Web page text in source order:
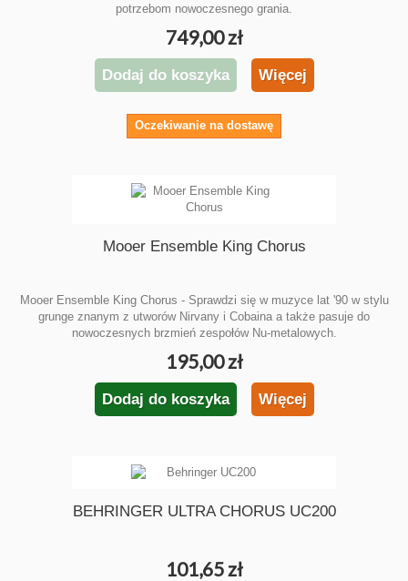
potrzebom nowoczesnego grania.
749,00 zł
Dodaj do koszyka Więcej
Oczekiwanie na dostawę
Mooer Ensemble King Chorus
Mooer Ensemble King Chorus - Sprawdzi się w muzyce lat '90 w stylu
grunge znanym z utworów Nirvany i Cobaina a także pasuje do
nowoczesnych brzmień zespołów Nu-metalowych.
195,00 zł
Dodaj do koszyka Więcej
BEHRINGER ULTRA CHORUS UC200
101,65 zł